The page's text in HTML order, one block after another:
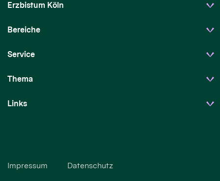
Erzbistum Köln
Bereiche
Service
Thema
Links
Impressum Datenschutz